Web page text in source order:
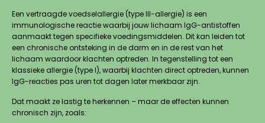
Een vertraagde voedselallergie (type III-allergie) is een
immunologische reactie waarbij jouw lichaam IgG-antistoffen
aanmaakt tegen specifieke voedingsmiddelen. Dit kan leiden tot
een chronische ontsteking in de darm en in de rest van het
lichaam waardoor klachten optreden. In tegenstelling tot een
klassieke allergie (type I), waarbij klachten direct optreden, kunnen
IgG-reacties pas uren tot dagen later merkbaar zijn.
Dat maakt ze lastig te herkennen – maar de effecten kunnen
chronisch zijn, zoals: